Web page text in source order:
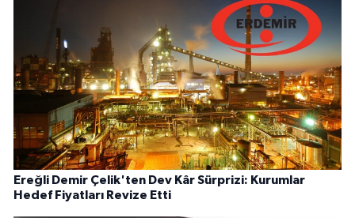
Ereğli Demir Çelik'ten Dev Kâr Sürprizi: Kurumlar
Hedef Fiyatları Revize Etti